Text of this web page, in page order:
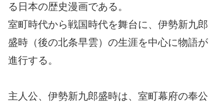
る日本の歴史漫画である。
室町時代から戦国時代を舞台に、伊勢新九郎
盛時（後の北条早雲）の生涯を中心に物語が
進行する。
主人公、伊勢新九郎盛時は、室町幕府の奉公